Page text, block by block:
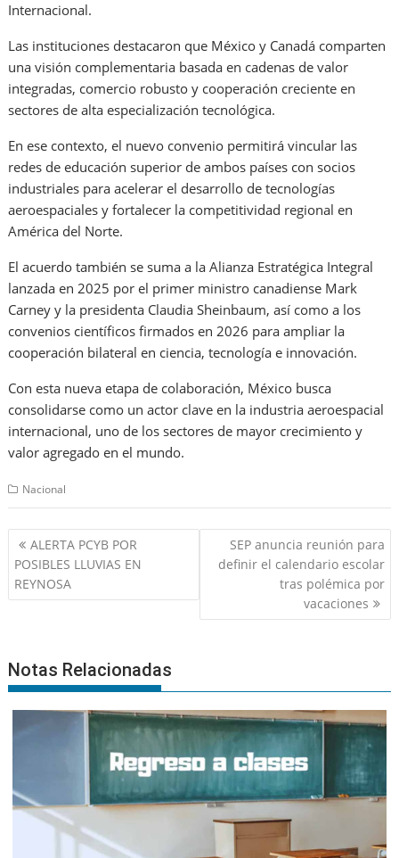
Internacional.
Las instituciones destacaron que México y Canadá comparten
una visión complementaria basada en cadenas de valor
integradas, comercio robusto y cooperación creciente en
sectores de alta especialización tecnológica.
En ese contexto, el nuevo convenio permitirá vincular las
redes de educación superior de ambos países con socios
industriales para acelerar el desarrollo de tecnologías
aeroespaciales y fortalecer la competitividad regional en
América del Norte.
El acuerdo también se suma a la Alianza Estratégica Integral
lanzada en 2025 por el primer ministro canadiense Mark
Carney y la presidenta Claudia Sheinbaum, así como a los
convenios científicos firmados en 2026 para ampliar la
cooperación bilateral en ciencia, tecnología e innovación.
Con esta nueva etapa de colaboración, México busca
consolidarse como un actor clave en la industria aeroespacial
internacional, uno de los sectores de mayor crecimiento y
valor agregado en el mundo.
Nacional
Navegación
de
entradas
ALERTA PCYB POR
POSIBLES LLUVIAS EN
REYNOSA
SEP anuncia reunión para
definir el calendario escolar
tras polémica por
vacaciones
Notas Relacionadas